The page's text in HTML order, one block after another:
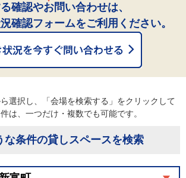
確認やお問い合わせは、
確認フォームをご利用ください。
選択し、「会場を検索する」をクリックして
は、一つだけ・複数でも可能です。
な条件の貸しスペースを検索